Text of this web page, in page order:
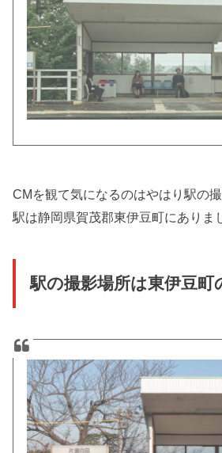
CMを観て気になるのはやはり駅の
駅は静岡県賀茂郡東伊豆町にありま
駅の撮影場所は東伊豆町